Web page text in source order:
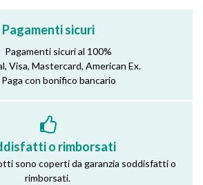
Pagamenti sicuri
Pagamenti sicuri al 100%
Visa, Mastercard, American Ex.
Paga con bonifico bancario
o rimborsati
sono coperti da garanzia soddisfatti o
rimborsati.